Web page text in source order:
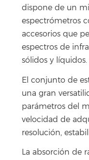
dispone de un
espectrómetros
accesorios que
espectros de
sólidos y líquidos.
El conjunto de
una gran
parámetros del
velocidad de
resolución,
La absorción de